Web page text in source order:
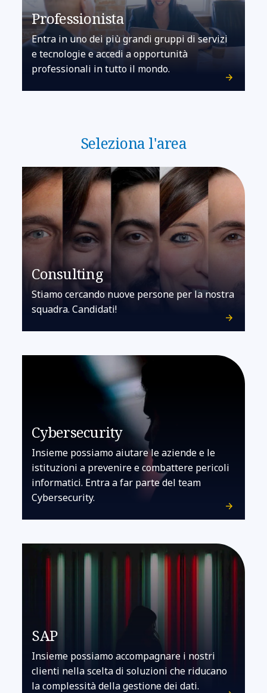
Professionista
Entra in uno dei più grandi gruppi di servizi
e tecnologie e accedi a opportunità
professionali in tutto il mondo.
Seleziona l'area
Consulting
Stiamo cercando nuove persone per la nostra
squadra. Candidati!
Cybersecurity
Insieme possiamo aiutare le aziende e le
istituzioni a prevenire e combattere pericoli
informatici. Entra a far parte del team
Cybersecurity.
SAP
Insieme possiamo accompagnare i nostri
clienti nella scelta di soluzioni che riducano
la complessità della gestione dei dati.